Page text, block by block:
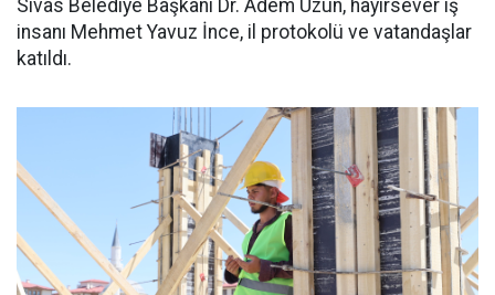
Sivas Belediye Başkanı Dr. Adem Uzun, hayırsever iş
insanı Mehmet Yavuz İnce, il protokolü ve vatandaşlar
katıldı.